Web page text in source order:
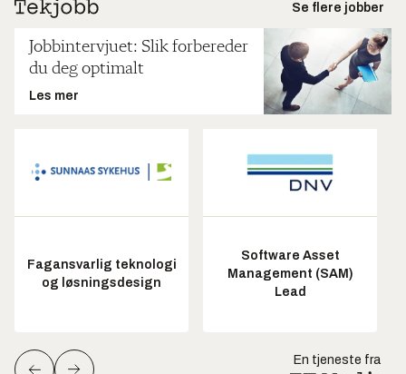
Se flere jobber
Jobbintervjuet: Slik forbereder
du deg optimalt
Les mer
Fagansvarlig teknologi
og løsningsdesign
Software Asset
Management (SAM)
Lead
En tjeneste fra